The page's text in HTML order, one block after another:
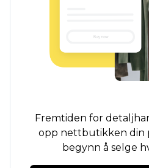
Fremtiden for
opp nettbutikken din
begynn å selge